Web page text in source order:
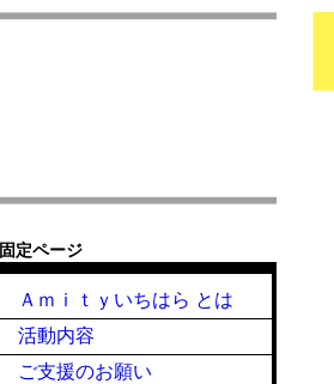
固定ページ
Ａｍｉｔｙいちはら とは
活動内容
ご支援のお願い